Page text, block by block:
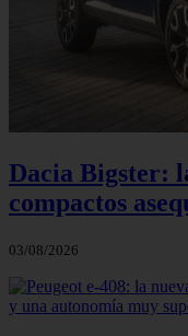
Dacia Bigster:
compactos
03/08/2026